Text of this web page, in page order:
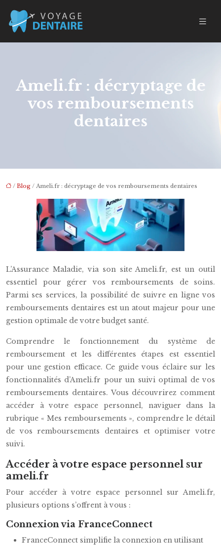
Ameli.fr : décryptage de
vos remboursements
dentaires
/ Blog / Ameli.fr : décryptage de vos remboursements dentaires
L’Assurance Maladie, via son site Ameli.fr, est un outil
essentiel pour gérer vos remboursements de soins.
Parmi ses services, la possibilité de suivre en ligne vos
remboursements dentaires est un atout majeur pour une
gestion optimale de votre budget santé.
Comprendre le fonctionnement du système de
remboursement et les différentes étapes est essentiel
pour une gestion efficace. Ce guide vous éclaire sur les
fonctionnalités d’Ameli.fr pour un suivi optimal de vos
remboursements dentaires. Vous découvrirez comment
accéder à votre espace personnel, naviguer dans la
rubrique « Mes remboursements », comprendre le détail
de vos remboursements dentaires et optimiser votre
suivi.
Accéder à votre espace personnel sur
ameli.fr
Pour accéder à votre espace personnel sur Ameli.fr,
plusieurs options s’offrent à vous :
Connexion via FranceConnect
FranceConnect simplifie la connexion en utilisant